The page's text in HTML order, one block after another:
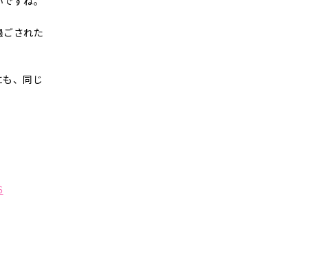
された
、同じ